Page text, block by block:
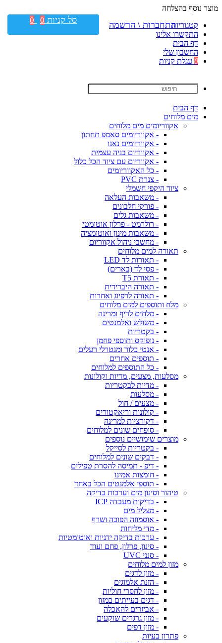
מוצר נוסף בהצלחה
קטגוריות
התקשרו אלינו
דף הבית
החשבון שלי
0 עגלת קניות
דף הבית
מים מלוחים
אקווריומים מים מלוחים
- אקווריומים סאמפ תחתון
- אקווריומים נאנו
- אקווריום בניה עצמית
- אקווריום עם ציוד הכל כלול
- כל האקווריומים
- צנרת PVC
ציוד היקפי חשמלי
- משאבות העלאה
- פורקי חלבונים
- משאבות גלים
- רולרמט - פרלון אוטומטי
- משאבות מינון ואוטומציה
- מחשבי ניהול אקווריום
תאורה למים מלוחים
- תאורות לד LED
- פסי לד (בארים)
- תאורת T5
- תאורה היברידית
- תאורה לרפיוג ואחרות
מלח ותוספים למים מלוחים
- מלחים לריף ומרינה
- משולש ואלמנטים
- בקטריות
- נופוקס ותוספי פחמן
- אנטי כלור ומנטרלי רעלים
- תוספים אחרים
- כל התוספים למלוחים
מסלעות, מצעים, מדיות וקולונות
- מדיות לבקטריות
- מסלעות
- מצעים / חול
- קולונות וריאקטורים
- דקורציות למרינה
- סופחים שונים למלוחים
מוצרים שימושיים נוספים
- בקטריות לסייקל
- דבקים שונים למלוחים
- דיפ - תמיסה להסרת טפילים
- חומצות אמינו
- תוספי אלמנטים הכל באחד
טיהור וסינון מים וערכות בדיקה
- בדיקות מעבדה ICP
- מצליל מים
- אוסמוזה הפוכה ושרף
- מדי מליחות
- ערכות בדיקה ידניות ואוטומטיות
- סינון, פרלון, פחם ועוד
- סנני UVC
מזון למים מלוחים
- מזון לדגים
- הזנת אלמוגים
- מזון לחסרי חוליות
- דגים בעייתים במזון
- אביזרים להאכלה
- מזון גרגרים שוקעים
- מזון דפים
פתרון בעיות
התחברות \ הרשמה סל קניות 0
0